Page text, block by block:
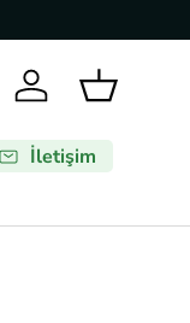
Giriş YapSepet
İletişim